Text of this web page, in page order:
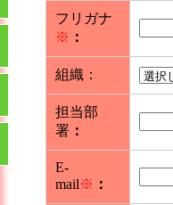
フリガナ
※ ：
組織：
担当部
署 ：
E-
mail※ ：